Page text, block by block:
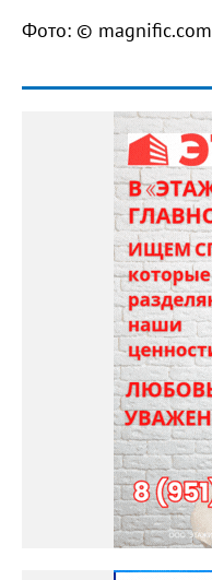
Фото: © magnific.com